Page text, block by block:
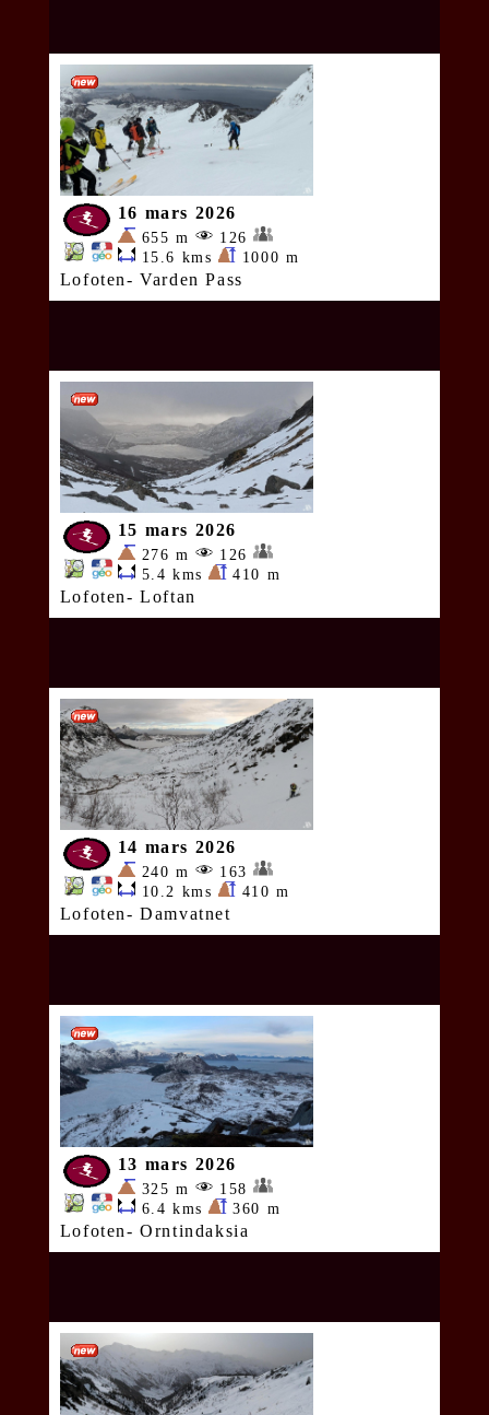
16 mars 2026
655 m
126
15.6 kms
1000 m
Lofoten- Varden Pass
15 mars 2026
276 m
126
5.4 kms
410 m
Lofoten- Loftan
14 mars 2026
240 m
163
10.2 kms
410 m
Lofoten- Damvatnet
13 mars 2026
325 m
158
6.4 kms
360 m
Lofoten- Orntindaksia